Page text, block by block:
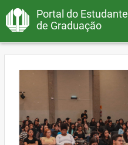
Portal do Estudante
de Graduação